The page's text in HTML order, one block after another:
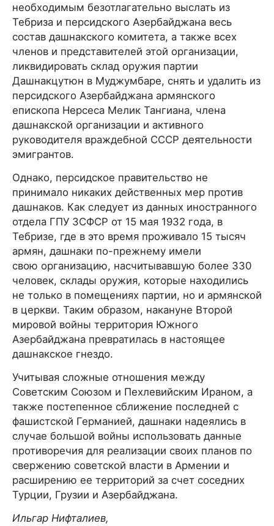
необходимым безотлагательно выслать из
Тебриза и персидского Азербайджана весь
состав дашнакского комитета, а также всех
членов и представителей этой организации,
ликвидировать склад оружия партии
Дашнакцутюн в Муджумбаре, снять и удалить из
персидского Азербайджана армянского
епископа Нерсеса Мелик Тангиана, члена
дашнакской организации и активного
руководителя враждебной СССР деятельности
эмигрантов.
Однако, персидское правительство не
принимало никаких действенных мер против
дашнаков. Как следует из данных иностранного
отдела ГПУ ЗСФСР от 15 мая 1932 года, в
Тебризе, где в это время проживало 15 тысяч
армян, дашнаки по-прежнему имели
свою организацию, насчитывавшую более 330
человек, склады оружия, которые находились
не только в помещениях партии, но и армянской
в церкви. Таким образом, накануне Второй
мировой войны территория Южного
Азербайджана превратилась в настоящее
дашнакское гнездо.
Учитывая сложные отношения между
Советским Союзом и Пехлевийским Ираном, а
также постепенное сближение последней с
фашистской Германией, дашнаки надеялись в
случае большой войны использовать данные
противоречия для реализации своих планов по
свержению советской власти в Армении и
расширению ее территорий за счет соседних
Турции, Грузии и Азербайджана.
Ильгар Нифталиев,